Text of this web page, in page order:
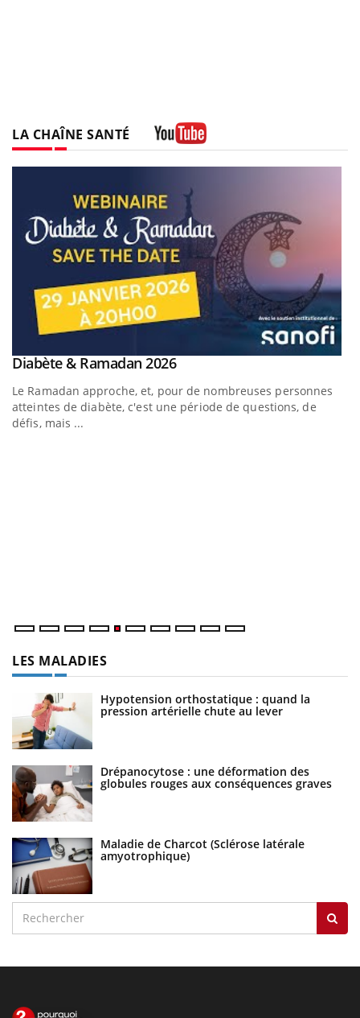
LA CHAÎNE SANTÉ
Youtube
Diabète & Ramadan 2026Youtube
Le Ramadan approche, et, pour de nombreuses personnes
atteintes de diabète, c'est une période de questions, de
défis, mais ...
LES MALADIES
Hypotension orthostatique : quand la
pression artérielle chute au lever
Drépanocytose : une déformation des
globules rouges aux conséquences graves
Maladie de Charcot (Sclérose latérale
amyotrophique)